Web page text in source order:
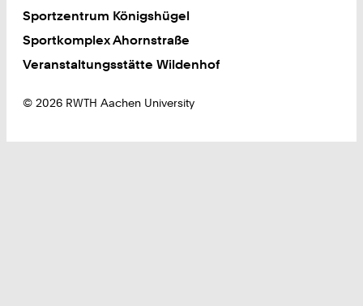
Sportzentrum Königshügel
Sportkomplex Ahornstraße
Veranstaltungsstätte Wildenhof
© 2026 RWTH Aachen University